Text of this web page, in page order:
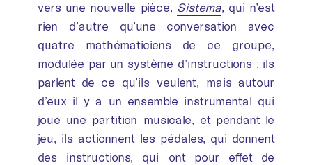
vers une nouvelle pièce, Sistema, qui n’est
rien d’autre qu’une conversation avec
quatre mathématiciens de ce groupe,
modulée par un système d’instructions : ils
parlent de ce qu’ils veulent, mais autour
d’eux il y a un ensemble instrumental qui
joue une partition musicale, et pendant le
jeu, ils actionnent les pédales, qui donnent
des instructions, qui ont pour effet de